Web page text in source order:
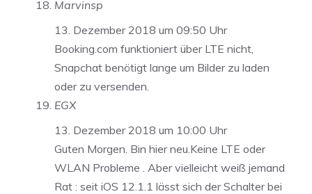
Marvinsp
13. Dezember 2018 um 09:50 Uhr
Booking.com funktioniert über LTE nicht,
Snapchat benötigt lange um Bilder zu laden
oder zu versenden.
EGX
13. Dezember 2018 um 10:00 Uhr
Guten Morgen. Bin hier neu.Keine LTE oder
WLAN Probleme . Aber vielleicht weiß jemand
Rat : seit iOS 12.1.1 lässt sich der Schalter bei